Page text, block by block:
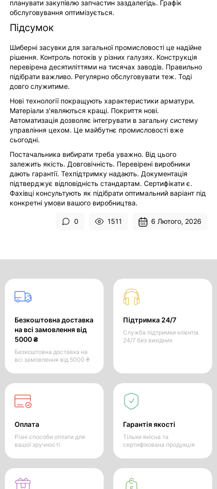
планувати закупівлю запчастин заздалегідь. Графік
обслуговування оптимізується.
Підсумок
Шиберні засувки для загальної промисловості це надійне
рішення. Контроль потоків у різних галузях. Конструкція
перевірена десятиліттями на тисячах заводів. Правильно
підібрати важливо. Регулярно обслуговувати теж. Тоді
довго служитиме.
Нові технології покращують характеристики арматури.
Матеріали з'являються кращі. Покриття нові.
Автоматизація дозволяє інтегрувати в загальну систему
управління цехом. Це майбутнє промисловості вже
сьогодні.
Постачальника вибирати треба уважно. Від цього
залежить якість. Довговічність. Перевірені виробники
дають гарантії. Техпідтримку надають. Документація
підтверджує відповідність стандартам. Сертифікати є.
Фахівці консультують як підібрати оптимальний варіант під
конкретні умови вашого виробництва.
0 1511 6 Лютого, 2026
Безкоштовна доставка
на всі замовлення від
5000 ₴
Безкоштовна доставка на
всі замовлення від 5000 ₴
Підтримка 24/7
Служба підтримки клієнтів
24/7 без вихідних
Оплата
Різні способи оплати для
вашої зручності
Гарантія якості
Тільки якісна та
сертифікована продукція